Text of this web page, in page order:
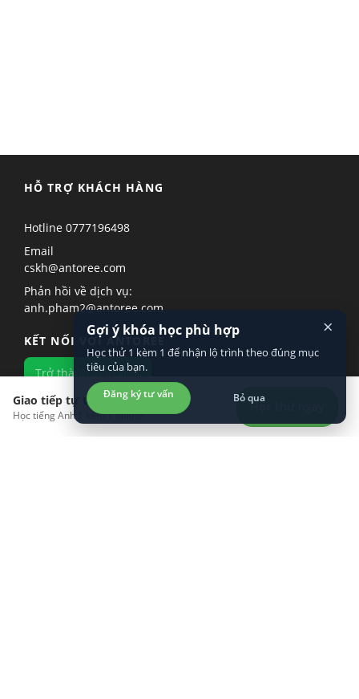
Giao tiếp tự tin hơn?
Học tiếng Anh 1 kèm 1 online!
Học thử ngay
HỖ TRỢ KHÁCH HÀNG
Hotline 0777196498
Email
cskh@antoree.com
Phản hồi về dịch vụ:
anh.pham2@antoree.com
KẾT NỐI VỚI ANTOREE
Trở thành giáo viên
KHÁM PHÁ
×
Gợi ý khóa học phù hợp
Học thử 1 kèm 1 để nhận lộ trình theo đúng mục
tiêu của bạn.
Đăng ký tư vấn Bỏ qua